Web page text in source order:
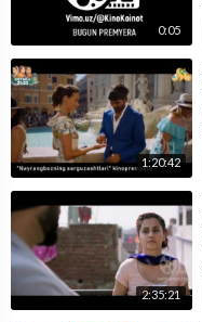
0:05
1:20:42
2:35:21